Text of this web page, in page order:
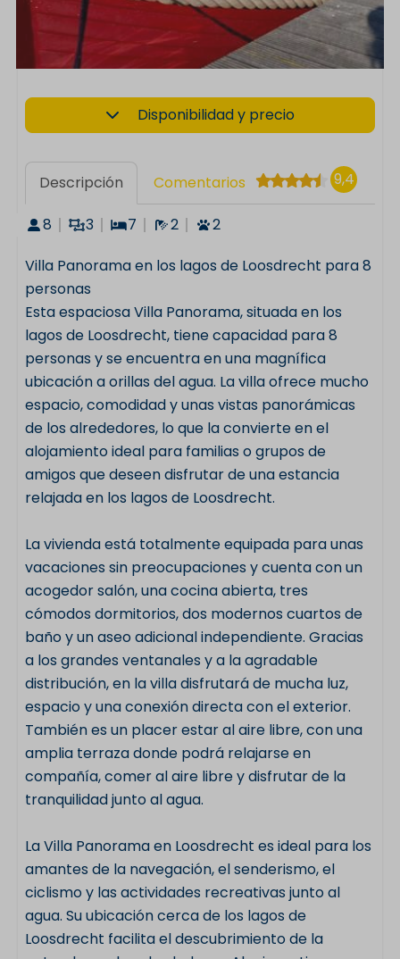
Disponibilidad y precio
Descripción Comentarios 9,4
8 3 7 2
2
Villa Panorama en los lagos de Loosdrecht para 8
personas
Esta espaciosa Villa Panorama, situada en los
lagos de Loosdrecht, tiene capacidad para 8
personas y se encuentra en una magnífica
ubicación a orillas del agua. La villa ofrece mucho
espacio, comodidad y unas vistas panorámicas
de los alrededores, lo que la convierte en el
alojamiento ideal para familias o grupos de
amigos que deseen disfrutar de una estancia
relajada en los lagos de Loosdrecht.
La vivienda está totalmente equipada para unas
vacaciones sin preocupaciones y cuenta con un
acogedor salón, una cocina abierta, tres
cómodos dormitorios, dos modernos cuartos de
baño y un aseo adicional independiente. Gracias
a los grandes ventanales y a la agradable
distribución, en la villa disfrutará de mucha luz,
espacio y una conexión directa con el exterior.
También es un placer estar al aire libre, con una
amplia terraza donde podrá relajarse en
compañía, comer al aire libre y disfrutar de la
tranquilidad junto al agua.
La Villa Panorama en Loosdrecht es ideal para los
amantes de la navegación, el senderismo, el
ciclismo y las actividades recreativas junto al
agua. Su ubicación cerca de los lagos de
Loosdrecht facilita el descubrimiento de la